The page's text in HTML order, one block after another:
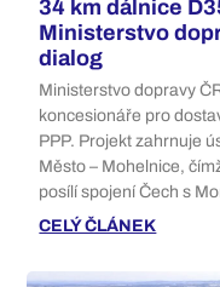
34 km dálnice
Ministerstvo
dialog
Ministerstvo dopravy
koncesionáře pro
PPP. Projekt zahrnuje
Město – Mohelnice,
posílí spojení Čech s
CELÝ ČLÁNEK